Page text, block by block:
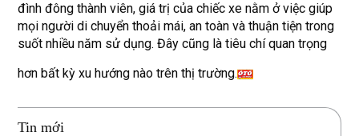
đình đông thành viên, giá trị của chiếc xe nằm ở việc giúp
mọi người di chuyển thoải mái, an toàn và thuận tiện trong
suốt nhiều năm sử dụng. Đây cũng là tiêu chí quan trọng
hơn bất kỳ xu hướng nào trên thị trường.
Tin mới